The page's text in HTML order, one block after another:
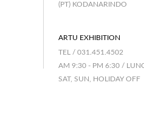
(PT) KODANARINDO
ARTU EXHIBITION
TEL / 031.451.4502
AM 9:30 - PM 6:30 /
SAT, SUN, HOLIDAY OFF